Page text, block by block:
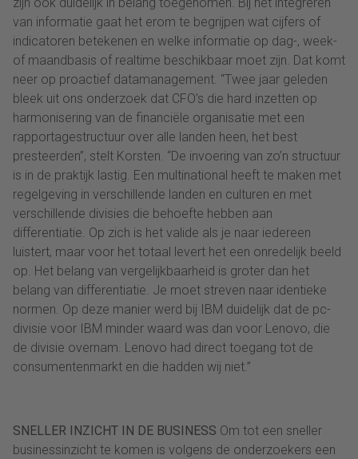
zijn ook duidelijk in belang toegenomen. Bij het integreren
van informatie gaat het erom te begrijpen wat cijfers of
indicatoren betekenen en welke informatie op dag-, week-
of maandbasis of realtime beschikbaar moet zijn. Dat komt
neer op proactief datamanagement. “Twee jaar geleden
bleek uit ons onderzoek dat CFO’s die hard inzetten op
harmonisering van de financiële organisatie met een
rapportagestructuur over alle landen heen, het best
presteerden”, stelt Korsten. “De invoering van zo’n structuur
is in de praktijk lastig. Een multinational heeft te maken met
regelgeving in verschillende landen en culturen en met
verschillende divisies die behoefte hebben aan
differentiatie. Op zich is het valide als je naar iedereen
luistert, maar voor het totaal levert het een onredelijk beeld
op. Het belang van vergelijkbaarheid is groter dan het
belang van differentiatie. Je moet streven naar identieke
normen. Op deze manier werd bij IBM duidelijk dat de pc-
divisie voor IBM minder waard was dan voor Lenovo, die
de divisie overnam. Lenovo had direct toegang tot de
consumentenmarkt en die hadden wij niet.”
SNELLER INZICHT IN DE BUSINESS Om tot een sneller
businessinzicht te komen is volgens de onderzoekers een